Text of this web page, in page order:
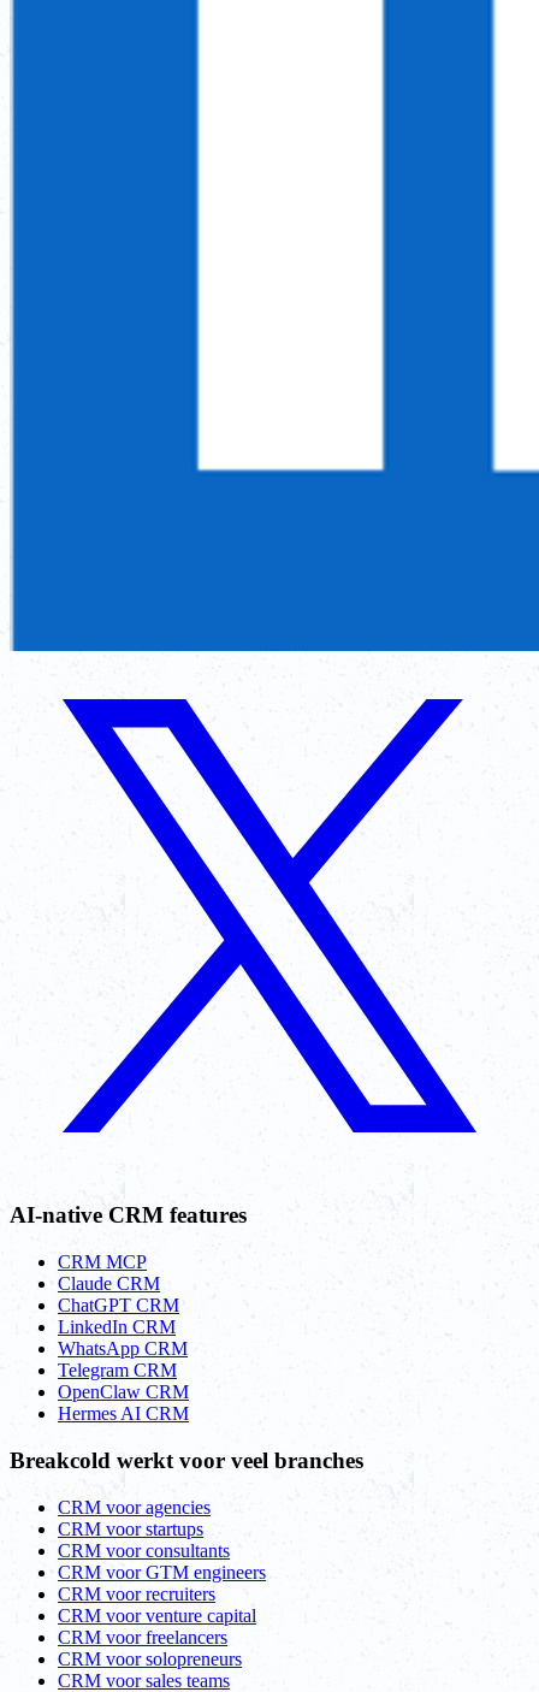
AI-native CRM features
CRM MCP
Claude CRM
ChatGPT CRM
LinkedIn CRM
WhatsApp CRM
Telegram CRM
OpenClaw CRM
Hermes AI CRM
Breakcold werkt voor veel branches
CRM voor agencies
CRM voor startups
CRM voor consultants
CRM voor GTM engineers
CRM voor recruiters
CRM voor venture capital
CRM voor freelancers
CRM voor solopreneurs
CRM voor sales teams